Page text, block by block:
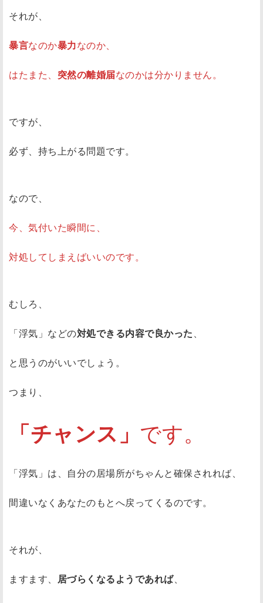
それが、
暴言なのか暴力なのか、
はたまた、 突然の離婚届なのかは分かりません。
ですが、
必ず、持ち上がる問題です。
なので、
今、気付いた瞬間に、
対処してしまえばいいのです。
むしろ、
「浮気」などの対処できる内容で良かった、
と思うのがいいでしょう。
つまり、
「チャンス」 です。
「浮気」は、自分の居場所がちゃんと確保されれば、
間違いなくあなたのもとへ戻ってくるのです。
それが、
ますます、 居づらくなるようであれば、